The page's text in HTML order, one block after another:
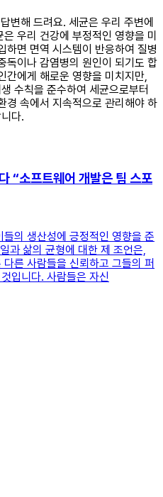
변해 드려요. 세균은 우리 주변에
우리 건강에 부정적인 영향을 미
하면 면역 시스템이 반응하여 질병
독이나 감염병의 원인이 되기도 합
간에게 해로운 영향을 미치지만,
수칙을 준수하여 세균으로부터
경 속에서 지속적으로 관리해야 하
다.
“소프트웨어 개발은 팀 스포
의 생산성에 긍정적인 영향을 준
과 삶의 균형에 대한 제 조언은,
른 사람들을 신뢰하고 그들의 퍼
입니다. 사람들은 자신